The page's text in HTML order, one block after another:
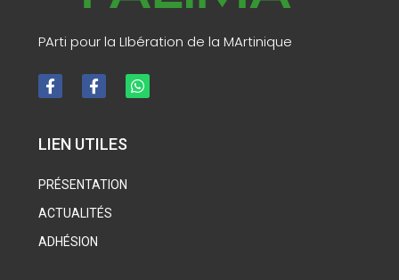
PArti pour la LIbération de la MArtinique
LIEN UTILES
PRÉSENTATION
ACTUALITÉS
ADHÉSION